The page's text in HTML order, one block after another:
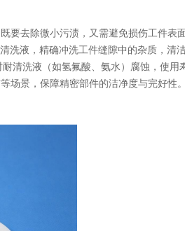
要去除微小污渍，又需避免损伤工件表
洗液，精确冲洗工件缝隙中的杂质，清
清洗液（如氢氟酸、氨水）腐蚀，使用
场景，保障精密部件的洁净度与完好性